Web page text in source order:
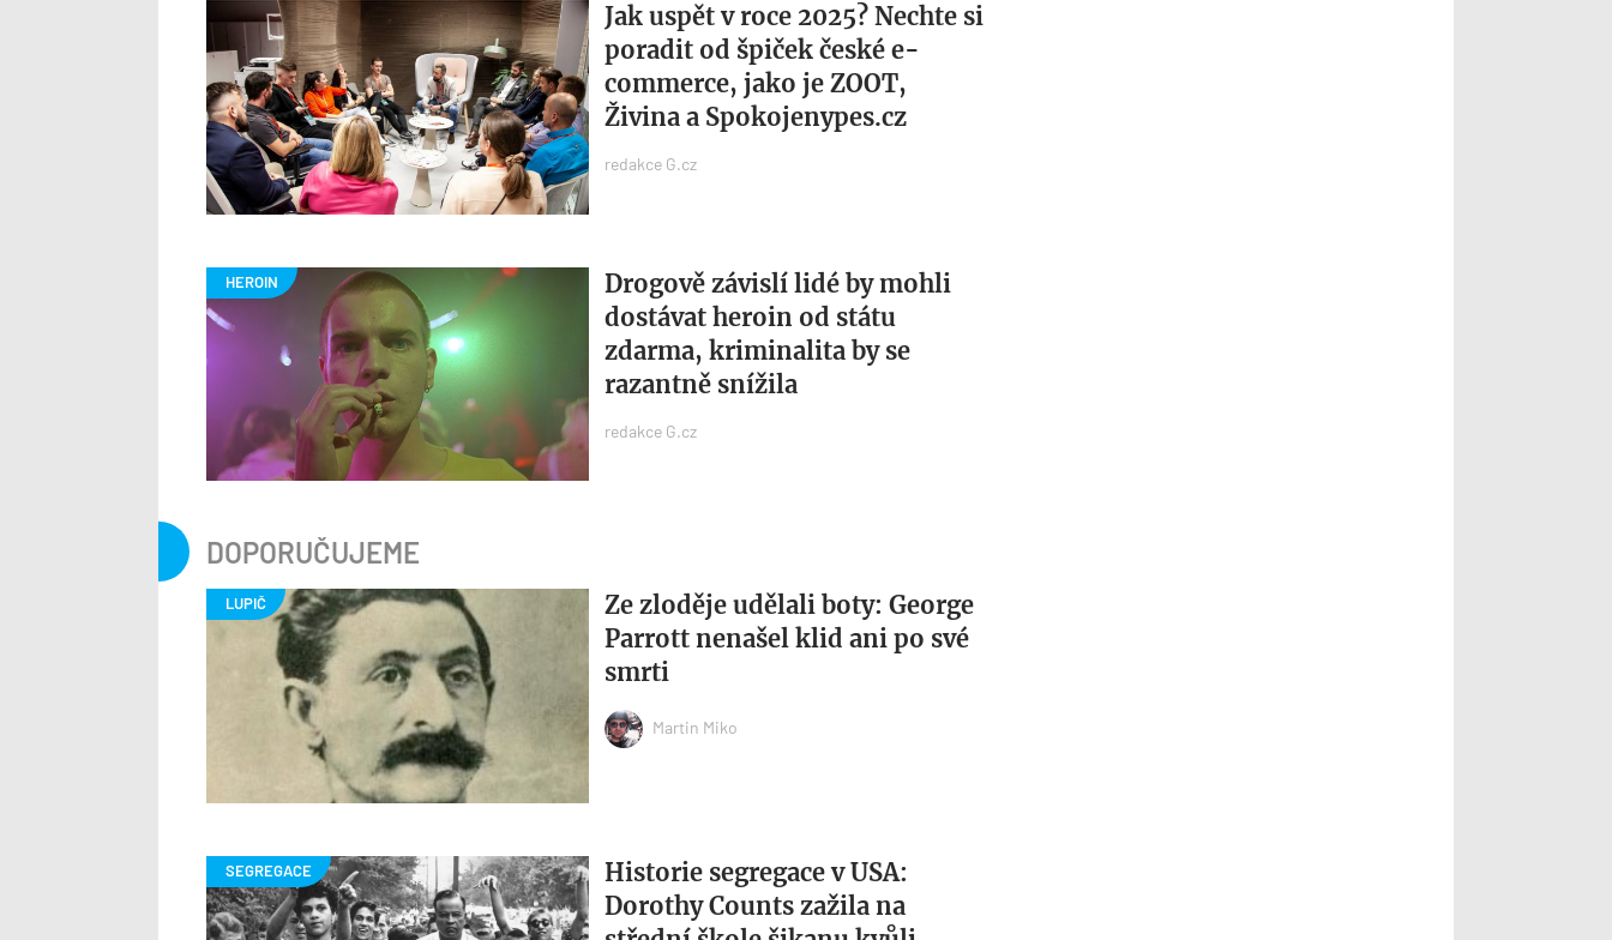
Jak uspět v roce 2025? Nechte si
poradit od špiček české e-
commerce, jako je ZOOT,
Živina a Spokojenypes.cz
redakce G.cz
Drogově závislí lidé by mohli
dostávat heroin od státu
zdarma, kriminalita by se
razantně snížila
redakce G.cz
DOPORUČUJEME
Ze zloděje udělali boty: George
Parrott nenašel klid ani po své
smrti
Martin Miko
Historie segregace v USA:
Dorothy Counts zažila na